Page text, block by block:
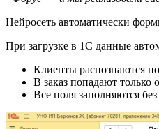
Нейросеть автоматически
При загрузке в 1С данные
Клиенты распознаются
В заказ попадают только
Все поля заполняются